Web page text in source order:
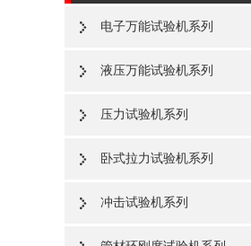
电子万能试验机系列
液压万能试验机系列
压力试验机系列
卧式拉力试验机系列
冲击试验机系列